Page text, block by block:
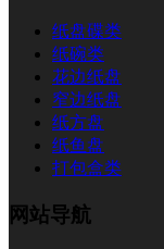
纸盘碟类
纸碗类
花边纸盘
窄边纸盘
纸方盘
纸鱼盘
打包盒类
网站导航